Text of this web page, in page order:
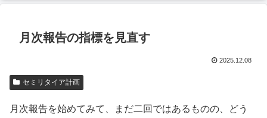
月次報告の指標を見直す
2025.12.08
セミリタイア計画
月次報告を始めてみて、まだ二回ではあるものの、どう